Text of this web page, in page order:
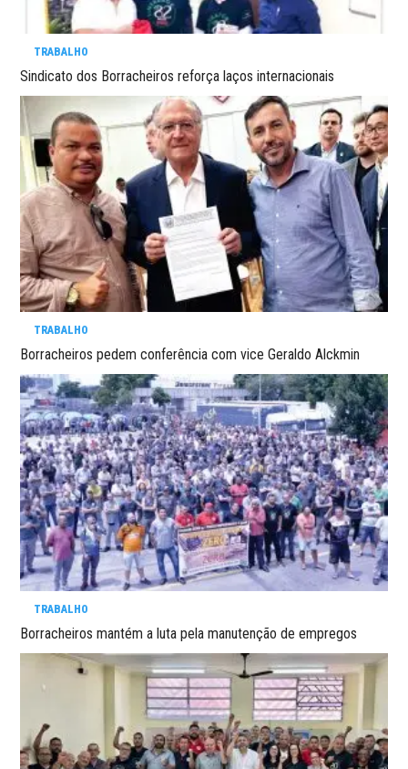
TRABALHO
Sindicato dos Borracheiros reforça laços internacionais
TRABALHO
Borracheiros pedem conferência com vice Geraldo Alckmin
TRABALHO
Borracheiros mantém a luta pela manutenção de empregos